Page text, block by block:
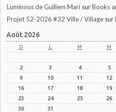
Luminous de Guillem Marí surBooks
Projet 52-2026 #32 Ville / Village sur
Août 2026
D L M M
2
3 4 5
9
10 11 12
16
17 18 19
23
24 25 26
30
31